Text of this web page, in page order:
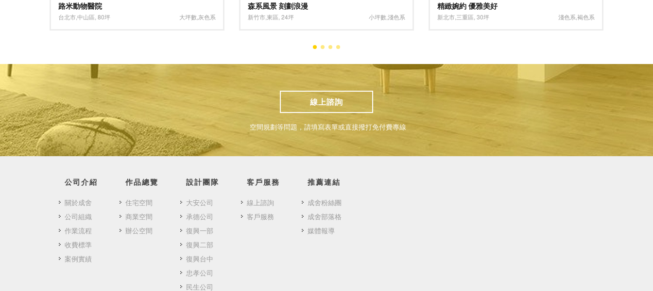
森系風景 刻劃浪漫
新竹市東區,24坪 小坪數 淺色系
精緻婉約 優雅美好
新北市 三重區,30坪 淺色系 褐色系
台北生技園區醫藥公司辦公室
台北市 南港區 125坪 大坪數 淺色系
線上諮詢
空間規劃等問題，請填寫表單或直接撥打免付費專線
公司介紹
關於成舍
公司組織
作業流程
收費標準
案例實績
作品總覽
住宅空間
商業空間
辦公空間
設計團隊
大安公司
承德公司
復興一部
復興二部
復興台中
忠孝公司
民生公司
客戶服務
線上諮詢
客戶服務
推薦連結
成舍粉絲團
成舍部落格
媒體報導